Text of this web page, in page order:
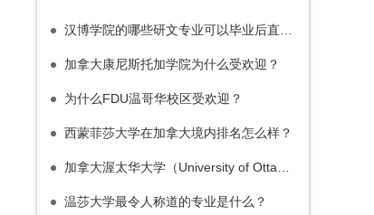
加拿大康尼斯托加学院为什么受欢迎？
为什么FDU温哥华校区受欢迎？
西蒙菲莎大学在加拿大境内排名怎么样？
温莎大学最令人称道的专业是什么？